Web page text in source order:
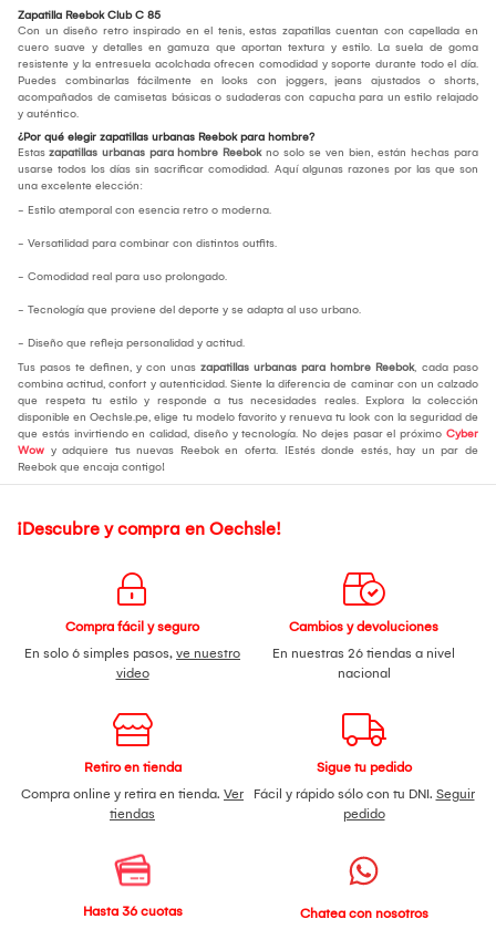
Zapatilla Reebok Club C 85
Con un diseño retro inspirado en el tenis, estas zapatillas cuentan con capellada en
cuero suave y detalles en gamuza que aportan textura y estilo. La suela de goma
resistente y la entresuela acolchada ofrecen comodidad y soporte durante todo el día.
Puedes combinarlas fácilmente en looks con joggers, jeans ajustados o shorts,
acompañados de camisetas básicas o sudaderas con capucha para un estilo relajado
y auténtico.
¿Por qué elegir zapatillas urbanas Reebok para hombre?
Estas zapatillas urbanas para hombre Reebokno solo se ven bien, están hechas para
usarse todos los días sin sacrificar comodidad. Aquí algunas razones por las que son
una excelente elección:
- Estilo atemporal con esencia retro o moderna.
- Versatilidad para combinar con distintos outfits.
- Comodidad real para uso prolongado.
- Tecnología que proviene del deporte y se adapta al uso urbano.
- Diseño que refleja personalidad y actitud.
Tus pasos te definen, y con unas zapatillas urbanas para hombre Reebok, cada paso
combina actitud, confort y autenticidad. Siente la diferencia de caminar con un calzado
que respeta tu estilo y responde a tus necesidades reales. Explora la colección
disponible en Oechsle.pe, elige tu modelo favorito y renueva tu look con la seguridad de
que estás invirtiendo en calidad, diseño y tecnología. No dejes pasar el próximo Cyber
Wow y adquiere tus nuevas Reebok en oferta. ¡Estés donde estés, hay un par de
Reebok que encaja contigo!
¡Descubre y compra en Oechsle!
Compra fácil y seguro
En solo 6 simples pasos, ve nuestro
video
Cambios y devoluciones
En nuestras 26 tiendas a nivel
nacional
Retiro en tienda
Compra online y retira en tienda. Ver
tiendas
Sigue tu pedido
Fácil y rápido sólo con tu DNI. Seguir
pedido
Hasta 36 cuotas
Chatea con nosotros